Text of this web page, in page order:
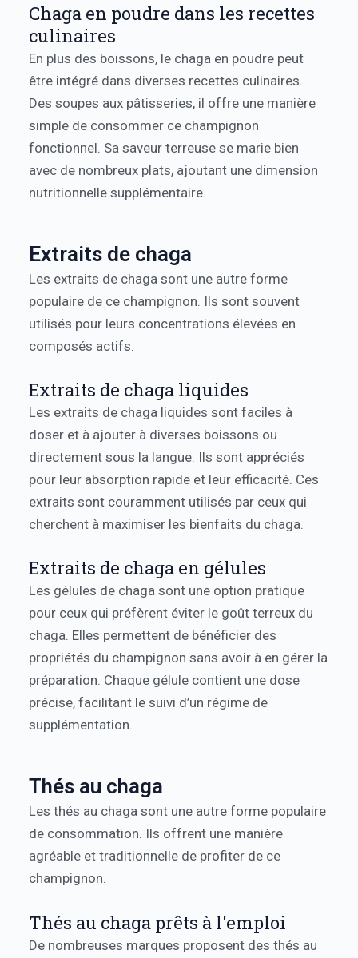
Chaga en poudre dans les recettes
culinaires
En plus des boissons, le chaga en poudre peut
être intégré dans diverses recettes culinaires.
Des soupes aux pâtisseries, il offre une manière
simple de consommer ce champignon
fonctionnel. Sa saveur terreuse se marie bien
avec de nombreux plats, ajoutant une dimension
nutritionnelle supplémentaire.
Extraits de chaga
Les extraits de chaga sont une autre forme
populaire de ce champignon. Ils sont souvent
utilisés pour leurs concentrations élevées en
composés actifs.
Extraits de chaga liquides
Les extraits de chaga liquides sont faciles à
doser et à ajouter à diverses boissons ou
directement sous la langue. Ils sont appréciés
pour leur absorption rapide et leur efficacité. Ces
extraits sont couramment utilisés par ceux qui
cherchent à maximiser les bienfaits du chaga.
Extraits de chaga en gélules
Les gélules de chaga sont une option pratique
pour ceux qui préfèrent éviter le goût terreux du
chaga. Elles permettent de bénéficier des
propriétés du champignon sans avoir à en gérer la
préparation. Chaque gélule contient une dose
précise, facilitant le suivi d’un régime de
supplémentation.
Thés au chaga
Les thés au chaga sont une autre forme populaire
de consommation. Ils offrent une manière
agréable et traditionnelle de profiter de ce
champignon.
Thés au chaga prêts à l'emploi
De nombreuses marques proposent des thés au